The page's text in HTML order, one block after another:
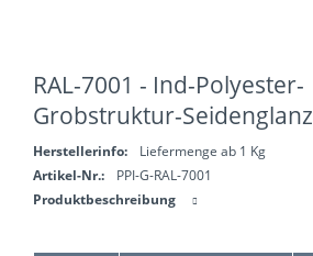
RAL-7001 - Ind-Polyester-
Grobstruktur-Seidenglanz
Herstellerinfo:
Liefermenge ab 1 Kg
Artikel-Nr.:
PPI-G-RAL-7001
Produktbeschreibung